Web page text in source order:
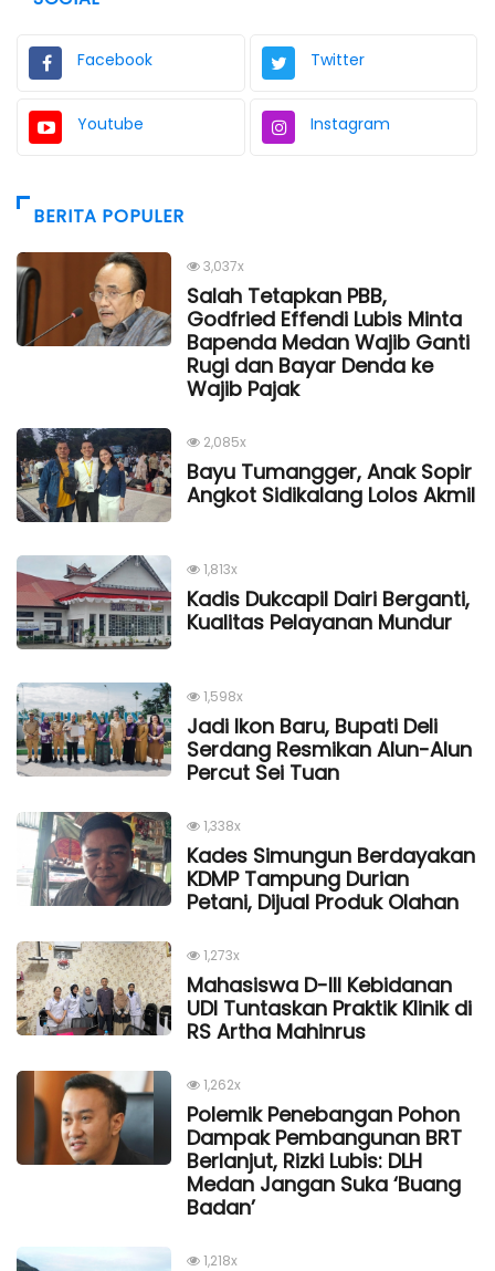
Facebook Twitter
Youtube Instagram
BERITA POPULER
3,037x
Salah Tetapkan PBB,
Godfried Effendi Lubis Minta
Bapenda Medan Wajib Ganti
Rugi dan Bayar Denda ke
Wajib Pajak
2,085x
Bayu Tumangger, Anak Sopir
Angkot Sidikalang Lolos Akmil
1,813x
Kadis Dukcapil Dairi Berganti,
Kualitas Pelayanan Mundur
1,598x
Jadi Ikon Baru, Bupati Deli
Serdang Resmikan Alun-Alun
Percut Sei Tuan
1,338x
Kades Simungun Berdayakan
KDMP Tampung Durian
Petani, Dijual Produk Olahan
1,273x
Mahasiswa D-III Kebidanan
UDI Tuntaskan Praktik Klinik di
RS Artha Mahinrus
1,262x
Polemik Penebangan Pohon
Dampak Pembangunan BRT
Berlanjut, Rizki Lubis: DLH
Medan Jangan Suka ‘Buang
Badan’
1,218x